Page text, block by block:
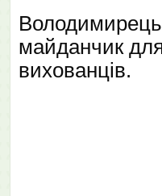
майданчик
вихованців.